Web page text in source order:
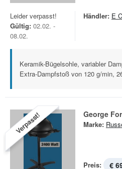
Leider verpasst!
Gültig: 02.02. -
08.02.
Händler: E
Keramik-Bügelsohle, variabler
Extra-Dampfstoß von 120 g/min,
Verpasst! George
Marke:
Preis: €